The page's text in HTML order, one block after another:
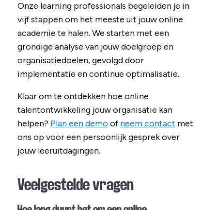
Onze learning professionals begeleiden je in
vijf stappen om het meeste uit jouw online
academie te halen. We starten met een
grondige analyse van jouw doelgroep en
organisatiedoelen, gevolgd door
implementatie en continue optimalisatie.
Klaar om te ontdekken hoe online
talentontwikkeling jouw organisatie kan
helpen? Plan een demoof neem contact met
ons op voor een persoonlijk gesprek over
jouw leeruitdagingen.
Veelgestelde vragen